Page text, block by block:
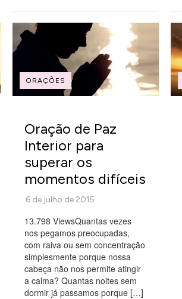
ORAÇÕES
Oração de Paz
Interior para
superar os
momentos difíceis
13.798 ViewsQuantas vezes
nos pegamos preocupadas,
com raiva ou sem concentração
simplesmente porque nossa
cabeça não nos permite atingir
a calma? Quantas noites sem
dormir já passamos porque […]